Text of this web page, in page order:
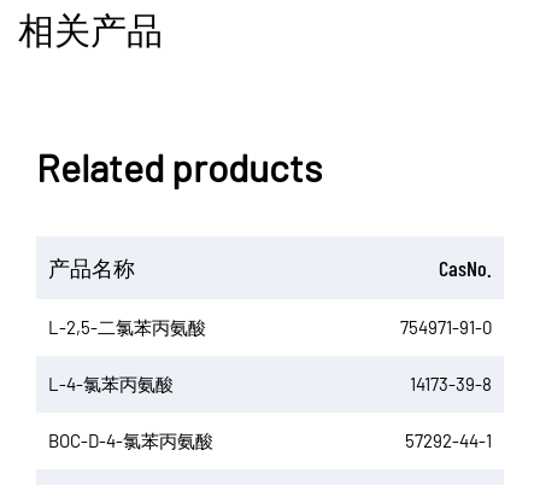
相关产品
Related products
产品名称 CasNo.
L-2,5-二氯苯丙氨酸 754971-91-0
L-4-氯苯丙氨酸 14173-39-8
BOC-D-4-氯苯丙氨酸 57292-44-1